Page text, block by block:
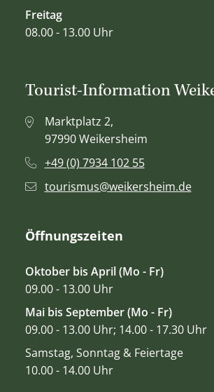
Freitag
08.00 - 13.00 Uhr
Tourist-Information
Marktplatz 2,
97990 Weikersheim
+49 (0) 7934 102 55
tourismus@weikersheim.de
Öffnungszeiten
Oktober bis April (Mo - Fr)
09.00 - 13.00 Uhr
Mai bis September (Mo - Fr)
09.00 - 13.00 Uhr; 14.00 - 17.30 Uhr
Samstag, Sonntag & Feiertage
10.00 - 14.00 Uhr